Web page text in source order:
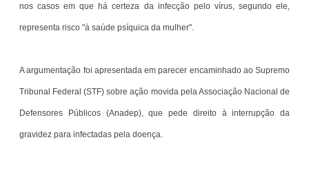
nos casos em que há certeza da infecção pelo vírus, segundo ele,
representa risco "à saúde psíquica da mulher".
A argumentação foi apresentada em parecer encaminhado ao Supremo
Tribunal Federal (STF) sobre ação movida pela Associação Nacional de
Defensores Públicos (Anadep), que pede direito à interrupção da
gravidez para infectadas pela doença.